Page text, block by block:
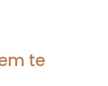
DE
te